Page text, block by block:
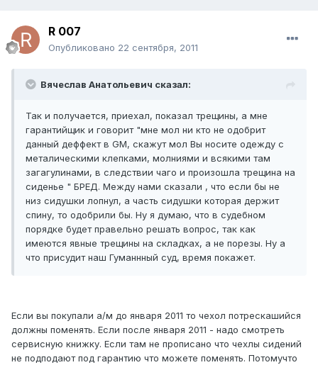
R 007
Опубликовано 22 сентября, 2011
Вячеслав Анатольевич сказал:
Так и получается, приехал, показал трещины, а мне
гарантийщик и говорит "мне мол ни кто не одобрит
данный деффект в GM, скажут мол Вы носите одежду с
металическими клепками, молниями и всякими там
загагулинами, в следствии чаго и произошла трещина на
сиденье " БРЕД. Между нами сказали , что если бы не
низ сидушки лопнул, а часть сидушки которая держит
спину, то одобрили бы. Ну я думаю, что в судебном
порядке будет правельно решать вопрос, так как
имеются явные трещины на складках, а не порезы. Ну а
что присудит наш Гуманнный суд, время покажет.
Если вы покупали а/м до января 2011 то чехол потрескашийся
должны поменять. Если после января 2011 - надо смотреть
сервисную книжку. Если там не прописано что чехлы сидений
не подподают под гарантию что можете поменять. Потомучто